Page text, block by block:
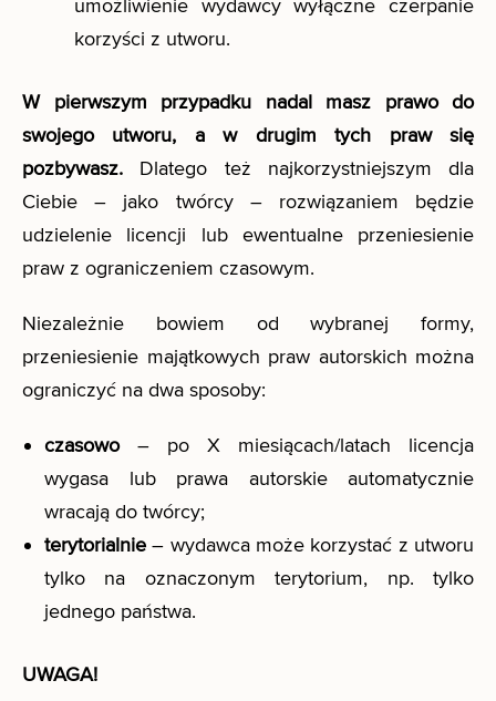
umożliwienie wydawcy wyłączne czerpanie
korzyści z utworu.
W pierwszym przypadku nadal masz prawo do
swojego utworu, a w drugim tych praw się
pozbywasz. Dlatego też najkorzystniejszym dla
Ciebie – jako twórcy – rozwiązaniem będzie
udzielenie licencji lub ewentualne przeniesienie
praw z ograniczeniem czasowym.
Niezależnie bowiem od wybranej formy,
przeniesienie majątkowych praw autorskich można
ograniczyć na dwa sposoby:
czasowo– po X miesiącach/latach licencja
wygasa lub prawa autorskie automatycznie
wracają do twórcy;
terytorialnie – wydawca może korzystać z utworu
tylko na oznaczonym terytorium, np. tylko
jednego państwa.
UWAGA!